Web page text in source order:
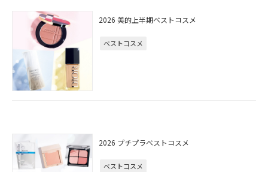
2026 美的上半期ベストコスメ
ベストコスメ
2026 プチプラベストコスメ
ベストコスメ